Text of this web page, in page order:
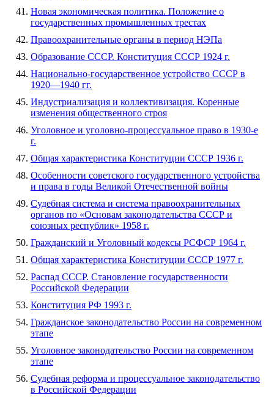
Новая экономическая политика. Положение о
государственных промышленных трестах
Правоохранительные органы в период НЭПа
Образование СССР. Конституция СССР 1924 г.
Национально-государственное устройство СССР в
1920—1940 гг.
Индустриализация и коллективизация. Коренные
изменения общественного строя
Уголовное и уголовно-процессуальное право в 1930-е
г.
Общая характеристика Конституции СССР 1936 г.
Особенности советского государственного устройства
и права в годы Великой Отечественной войны
Судебная система и система правоохранительных
органов по «Основам законодательства СССР и
союзных республик» 1958 г.
Гражданский и Уголовный кодексы РСФСР 1964 г.
Общая характеристика Конституции СССР 1977 г.
Распад СССР. Становление государственности
Российской Федерации
Конституция РФ 1993 г.
Гражданское законодательство России на современном
этапе
Уголовное законодательство России на современном
этапе
Судебная реформа и процессуальное законодательство
в Российской Федерации